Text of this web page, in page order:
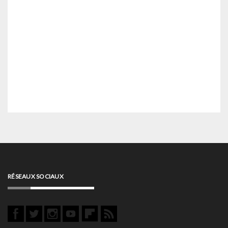
RÉSEAUX SOCIAUX